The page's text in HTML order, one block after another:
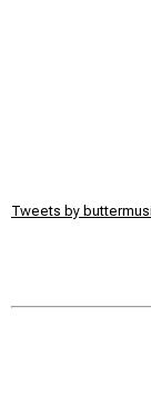
Tweets by